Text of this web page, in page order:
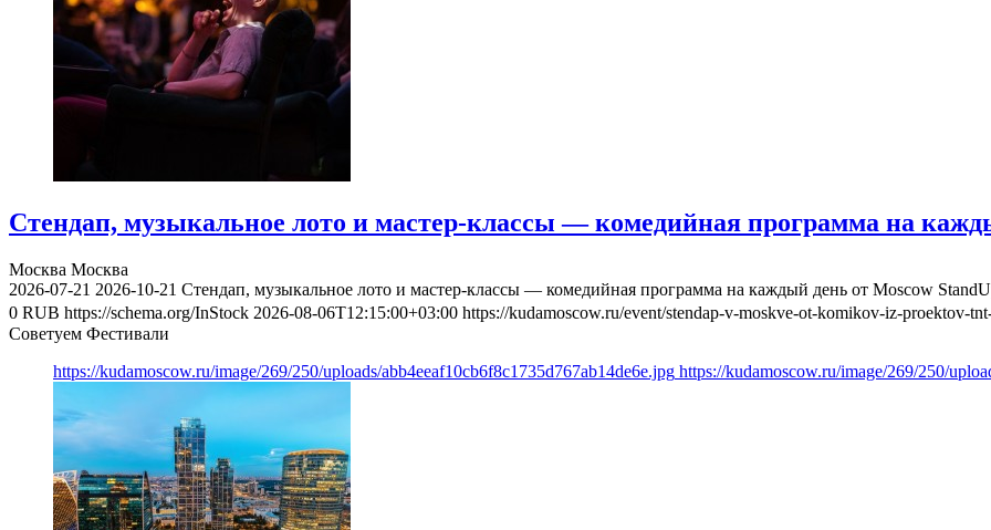
Стендап, музыкальное лото и мастер-классы — комедийная программа на
Москва Москва
2026-07-21 2026-10-21 Стендап, музыкальное лото и мастер-классы — комедийная программа на каждый день от Moscow
0 RUB https://schema.org/InStock 2026-08-06T12:15:00+03:00 https://kudamoscow.ru/event/stendap-v-moskve-ot-komikov-iz-proektov-
Советуем Фестивали
https://kudamoscow.ru/image/269/250/uploads/abb4eeaf10cb6f8c1735d767ab14de6e.jpg https://kudamoscow.ru/image/269/250/